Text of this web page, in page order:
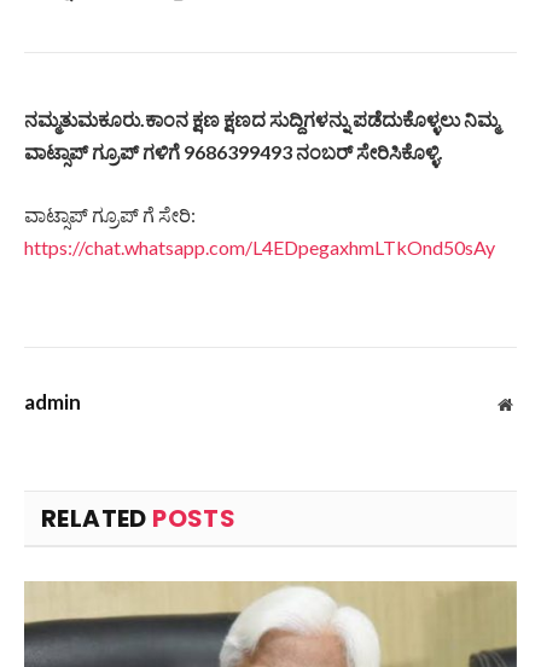
ನಮ್ಮತುಮಕೂರು.ಕಾಂನ ಕ್ಷಣ ಕ್ಷಣದ ಸುದ್ದಿಗಳನ್ನು ಪಡೆದುಕೊಳ್ಳಲು ನಿಮ್ಮ
ವಾಟ್ಸಾಪ್ ಗ್ರೂಪ್ ಗಳಿಗೆ 9686399493 ನಂಬರ್ ಸೇರಿಸಿಕೊಳ್ಳಿ.
ವಾಟ್ಸಾಪ್ ಗ್ರೂಪ್ ಗೆ ಸೇರಿ:
https://chat.whatsapp.com/L4EDpegaxhmLTkOnd50sAy
admin
RELATED POSTS